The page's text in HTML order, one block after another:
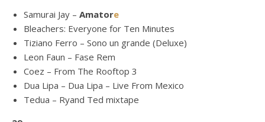
Samurai Jay – Amatore
Bleachers: Everyone for Ten Minutes
Tiziano Ferro – Sono un grande (Deluxe)
Leon Faun – Fase Rem
Coez – From The Rooftop 3
Dua Lipa – Dua Lipa – Live From Mexico
Tedua – Ryand Ted mixtape